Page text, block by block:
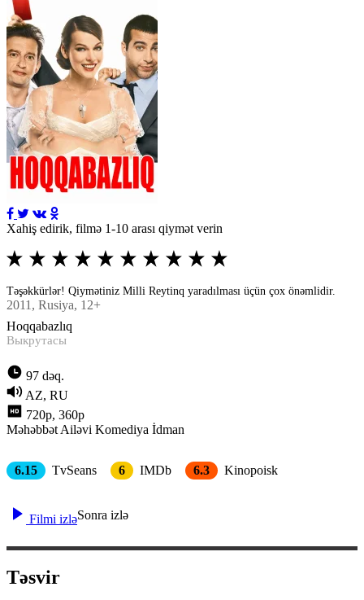
Xahiş edirik, filmə 1-10 arası qiymət verin
Təşəkkürlər! Qiymətiniz Milli Reytinq yaradılması üçün çox önəmlidir.
2011 , Rusiya, 12+
Hoqqabazlıq
Выкрутасы
97 dəq.
AZ, RU
720p, 360p
Məhəbbət Ailəvi Komediya İdman
6.15 TvSeans 6 IMDb 6.3 Kinopoisk
Filmi izləSonra izlə
Təsvir